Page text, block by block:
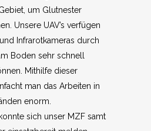
um Glutnester
Unsere UAV’s verfügen
Infrarotkameras durch
Boden sehr schnell
Mithilfe dieser
man das Arbeiten in
enorm.
sich unser MZF samt